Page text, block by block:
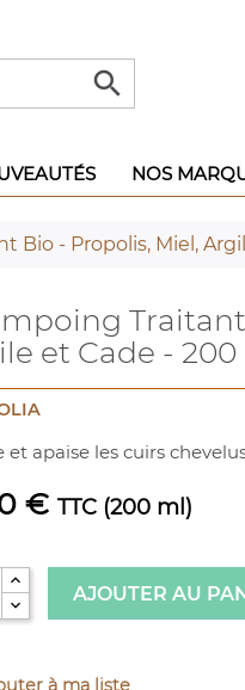

NOS
Bio - Propolis, Miel,
et Cade - 200
et apaise les cuirs
€ TTC (200 ml)
AJOUTER AU
à ma liste